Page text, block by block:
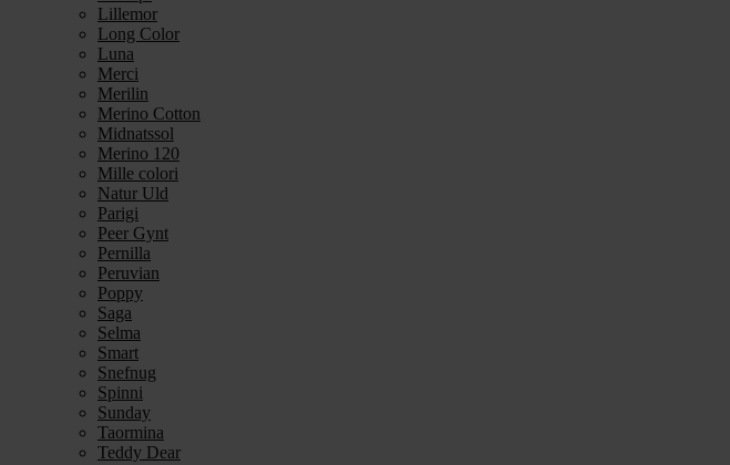
Lillemor
Long Color
Luna
Merci
Merilin
Merino Cotton
Midnatssol
Merino 120
Mille colori
Natur Uld
Parigi
Peer Gynt
Pernilla
Peruvian
Poppy
Saga
Selma
Smart
Snefnug
Spinni
Sunday
Taormina
Teddy Dear